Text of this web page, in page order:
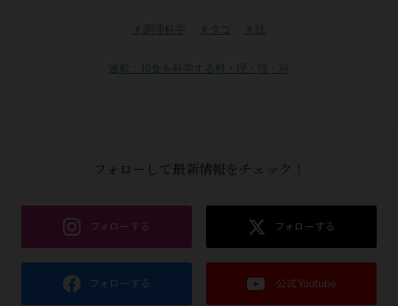
連載：和食を科学する料・理・理・科
フォローして最新情報をチェック！